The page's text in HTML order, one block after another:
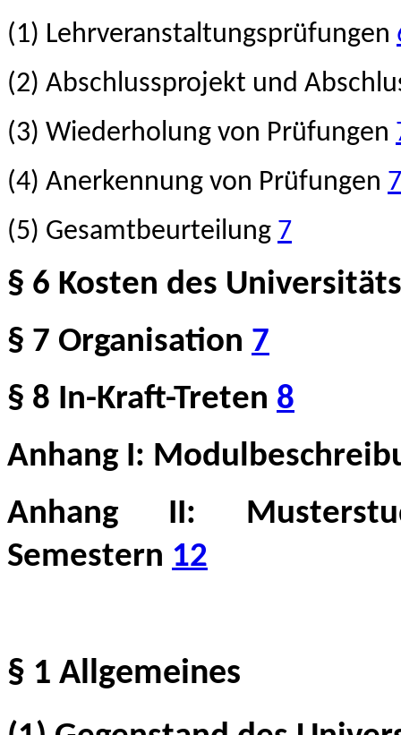
(1) Lehrveranstaltungsprüfungen
(2) Abschlussprojekt und
(3) Wiederholung von Prüfungen
(4) Anerkennung von Prüfungen 7
(5) Gesamtbeurteilung 7
§ 6 Kosten des
§ 7 Organisation 7
§ 8 In-Kraft-Treten 8
Anhang I:
Anhang II:
Semestern 12
§ 1 Allgemeines